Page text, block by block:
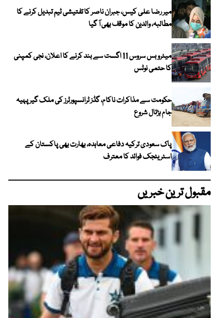
میر رضا علی کیس، جبران ناصر کا تفتیشی ٹیم تبدیل کرنے کا
مطالبہ، والدین کا موقف بھی آ گیا
میٹرو بس سروس 11 اگست سے بند کرنے کا اعلان، نجی کمپنی
کا حتمی نوٹس
حکومت سے مذاکرات ناکام، گڈز ٹرانسپورٹرز کی ملک گیر پہیہ
جام ہڑتال شروع
پاک سعودی ترکیہ دفاعی معاہدہ، بھارت بھی پاکستان کے
اسٹریٹجک فوائد کا معترف
مقبول ترین خبریں